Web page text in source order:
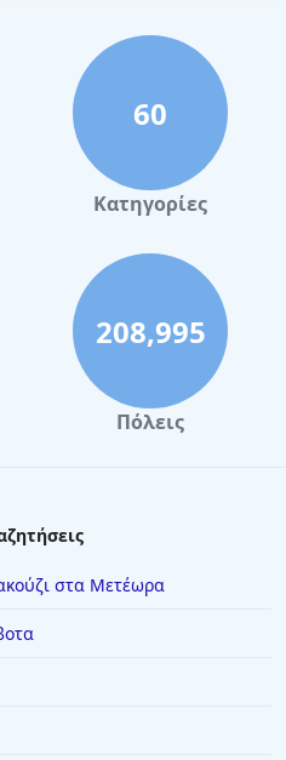
60
Κατηγορίες
208,995
Πόλεις
στα Μετέωρα